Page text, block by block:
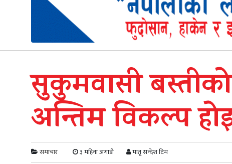
सुकुमवासी
अन्तिम विकल्प
समाचार ३ महिना अगाडी मातृ सन्देश टिम